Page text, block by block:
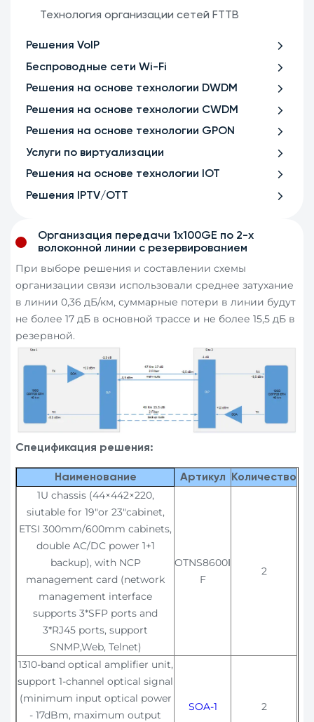
Технология организации сетей FTTB
Решения VoIP
Беспроводные сети Wi-Fi
Решения на основе технологии DWDM
Решения на основе технологии CWDM
Решения на основе технологии GPON
Услуги по виртуализации
Решения на основе технологии IOT
Решения IPTV/OTT
Организация передачи 1х100GE по 2-х
волоконной линии с резервированием
При выборе решения и составлении схемы
организации связи использовали среднее затухание
в линии 0,36 дБ/км, суммарные потери в линии будут
не более 17 дБ в основной трассе и не более 15,5 дБ в
резервной.
Спецификация решения:
Наименование Артикул Количество
1U chassis (44×442×220,
siutable for 19"or 23"cabinet,
ETSI 300mm/600mm cabinets,
double AC/DC power 1+1
backup), with NCP
management card (network
management interface
supports 3*SFP ports and
3*RJ45 ports, support
SNMP,Web, Telnet)
OTNS8600Ⅰ
F
2
1310-band optical amplifier unit,
support 1-channel optical signal
(minimum input optical power
- 17dBm, maximum output
SOA-1 2